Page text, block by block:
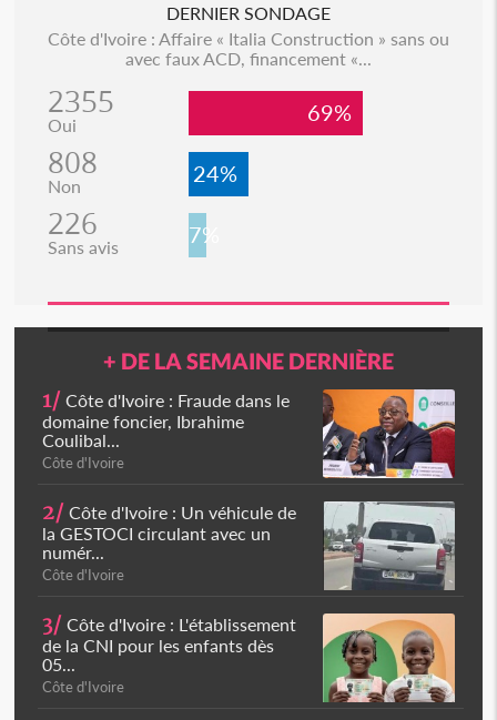
DERNIER SONDAGE
Côte d'Ivoire : Affaire « Italia Construction » sans ou
avec faux ACD, financement «...
2355
Oui 69%
808
Non 24%
226
Sans avis 7%
+ DE LA SEMAINE DERNIÈRE
1/ Côte d'Ivoire : Fraude dans le
domaine foncier, Ibrahime
Coulibal...
Côte d'Ivoire
2/ Côte d'Ivoire : Un véhicule de
la GESTOCI circulant avec un
numér...
Côte d'Ivoire
3/ Côte d'Ivoire : L'établissement
de la CNI pour les enfants dès
05...
Côte d'Ivoire